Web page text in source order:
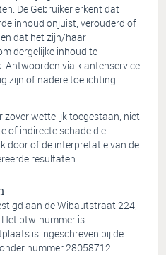
De Gebruiker erkent dat
inhoud onjuist, verouderd of
dat het zijn/haar
dergelijke inhoud te
Antwoorden via klantenservice
zijn of nadere toelichting
zover wettelijk toegestaan, niet
of indirecte schade die
door of de interpretatie van de
resultaten.
aan de Wibautstraat 224,
btw-nummer is
is ingeschreven bij de
nummer 28058712.